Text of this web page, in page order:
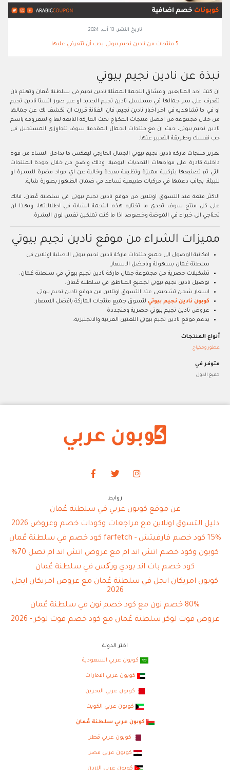
تاريخ النشر: 13 آب, 2024
5 منتجات من نادين نجيم بيوتي يجب أن تتعرفي عليها
نبذة عن نادين نجيم بيوتي
ان كنت احد المتابعين وعشاق النجمة الممثلة نادين نجيم في سلطنة عُمان وتهتم بان
تتعرف على سر جمالها في مسلسل نادين نجيم الجديد او عبر صور انستا نادين نجيم
او في ما تشاهديه في اخر اخبار نادين نجيم، فان الفنانة قررت ان تكشف لك عن جمالها
من خلال مجموعة من افضل منتجات المكياج تحت الماركة التابعة لها والمعروفة باسم
نادين نجيم بيوتي، حيث ان مع منتجات الجمال المقدمة سوف تتجاوزي المستحيل في
حب نفسك وطريقة التعبير عنها.
تعزيز منتجات ماركة نادين نجيم بيوتي الجمال الخارجي ليعكس ما بداخل النساء من قوة
داخلية قادرة على مواجهات التحديات اليومية، وذلك واضح من خلال جودة المنتجات
التي تم تصنيعها بتركيبة مميزة ونظيفة بعيدة وخالية عن اي مواد مضرة للبشرة او
للبيئة، بجانب دعمها في مركبات طبيعية تساعد في ضمان الظهور بصورة شابة.
الاكثر متعة عند التسوق اونلاين من موقع نادين نجيم بيوتي في سلطنة عُمان، فانك
على كل منتج سوف تجدي ما تختاره هذه النجمة الشابة في اطلالاتها، وبهذا لن
تحتاجي الى خبراء في الموضة وخصوصا اذا ما كنت تملكين نفس لون البشرة.
مميزات الشراء من موقع نادين نجيم بيوتي
امكانية الوصول الى جميع منتجات ماركة نادين نجيم بيوتي الاصلية اونلاين في
سلطنة عُمان بسهولة وبافضل الاسعار.
تشكيلات حصرية من مجموعة جمال ماركة نادين نجيم بيوتي في سلطنة عُمان.
توصيل نادين نجيم بيوتي لجميع المناطق في سلطنة عُمان.
اسعار شحن تشجيعي عند التسوق اونلاين من موقع نادين نجيم بيوتي.
كوبون نادين نجيم بيوتي لتسوق جميع منتجات الماركة بافضل الاسعار.
عروض نادين نجيم بيوتي حصرية ومتجددة.
يدعم موقع نادين نجيم بيوتي اللغتين العربية والانجليزية.
أنواع المنتجات
عطور ومكياج
متوفر في
جميع الدول
روابط
عن موقع كوبون عربي في سلطنة عُمان
دليل التسوق اونلاين مع مراجعات وكودات خصم وعروض 2026
15% كود خصم فارفيتش - farfetch كود خصم في سلطنة عُمان
كوبون وكود خصم اتش اند ام مع عروض اتش اند ام تصل 70%
كود خصم باث اند بودي ورکس في سلطنة عُمان
كوبون امريكان ايجل في سلطنة عُمان مع عروض امريكان ايجل
2026
80% خصم نون مع كود خصم نون في سلطنة عُمان
عروض فوت لوكر سلطنة عُمان مع كود خصم فوت لوكر - 2026
اختر الدولة
كوبون عربي السعودية
كوبون عربي الامارات
كوبون عربي البحرين
كوبون عربي الكويت
كوبون عربي سلطنة عُمان
كوبون عربي قطر
كوبون عربي مصر
كوبون عربي الاردن